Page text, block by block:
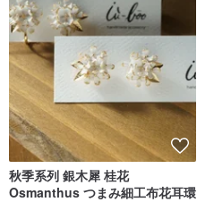
秋季系列 銀木犀 桂花
Osmanthus つまみ細工布花耳環